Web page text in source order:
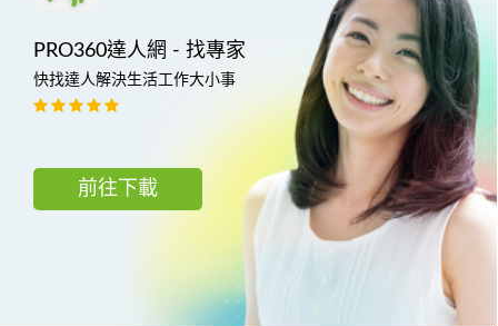
PRO360達人網 - 找專家
快找達人解決生活工作大小事
前往下載